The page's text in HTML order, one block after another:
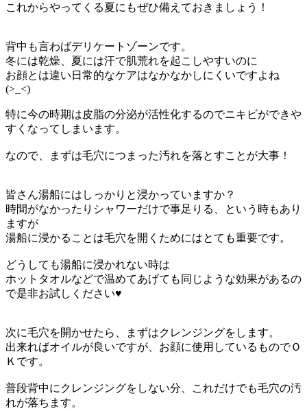
これからやってくる夏にもぜひ備えておきましょう！
背中も言わばデリケートゾーンです。
冬には乾燥、夏には汗で肌荒れを起こしやすいのに
お顔とは違い日常的なケアはなかなかしにくいですよね
(>_<)
特に今の時期は皮脂の分泌が活性化するのでニキビができや
すくなってしまいます。
なので、まずは毛穴につまった汚れを落とすことが大事！
皆さん湯船にはしっかりと浸かっていますか？
時間がなかったりシャワーだけで事足りる、という時もあり
ますが
湯船に浸かることは毛穴を開くためにはとても重要です。
どうしても湯船に浸かれない時は
ホットタオルなどで温めてあげても同じような効果があるの
で是非お試しください♥
次に毛穴を開かせたら、まずはクレンジングをします。
出来ればオイルが良いですが、お顔に使用しているものでＯ
Ｋです。
普段背中にクレンジングをしない分、これだけでも毛穴の汚
れが落ちます。